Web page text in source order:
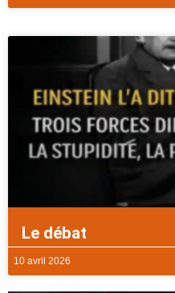
Le débat
10 avril 2026